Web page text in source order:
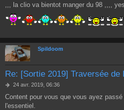
s
g
e
,,, la clio va bientot manger du 98 ,,,,
Spildoom
Re: [Sortie 2019] Traversée de
M
s
s
24 avr. 2019, 06:36
Content pour vous que vous ayez
l'essentiel.